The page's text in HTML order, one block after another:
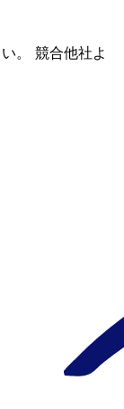
。 競合他社よ